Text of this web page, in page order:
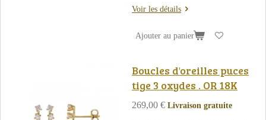
Voir les détails
Ajouter au panier
Boucles d'oreilles puces
tige 3 oxydes . OR 18K
269,00 € Livraison gratuite